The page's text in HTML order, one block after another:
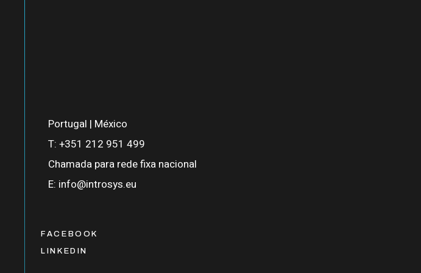
Portugal | México
T:+351 212 951 499
Chamada para rede fixa nacional
E: info@introsys.eu
FACEBOOK
LINKEDIN